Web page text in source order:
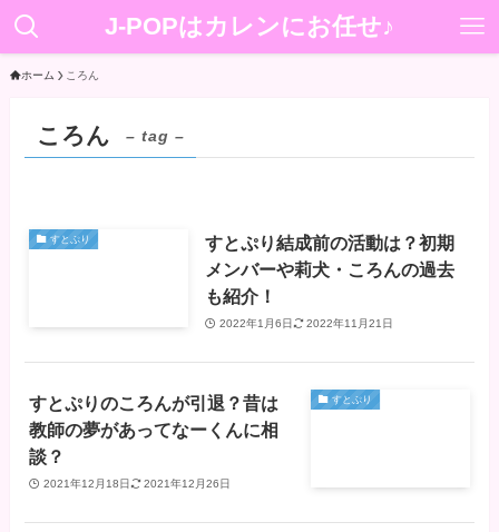
J-POPはカレンにお任せ♪
ホーム ころん
ころん – tag –
すとぷり
すとぷり結成前の活動は？初期
メンバーや莉犬・ころんの過去
も紹介！
2022年1月6日 2022年11月21日
すとぷり
すとぷりのころんが引退？昔は
教師の夢があってなーくんに相
談？
2021年12月18日 2021年12月26日